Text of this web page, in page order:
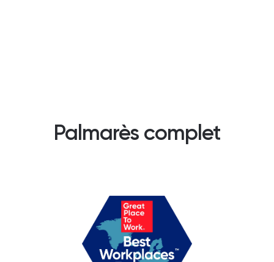
Palmarès complet